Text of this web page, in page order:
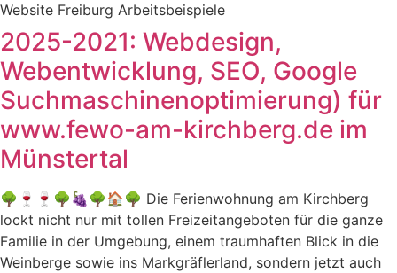
Website Freiburg Arbeitsbeispiele
2025-2021: Webdesign,
Webentwicklung, SEO, Google
Suchmaschinenoptimierung) für
www.fewo-am-kirchberg.de im
Münstertal
🌳🍷🍷🌳🍇🌳🏠🌳 Die Ferienwohnung am Kirchberg
lockt nicht nur mit tollen Freizeitangeboten für die ganze
Familie in der Umgebung, einem traumhaften Blick in die
Weinberge sowie ins Markgräflerland, sondern jetzt auch